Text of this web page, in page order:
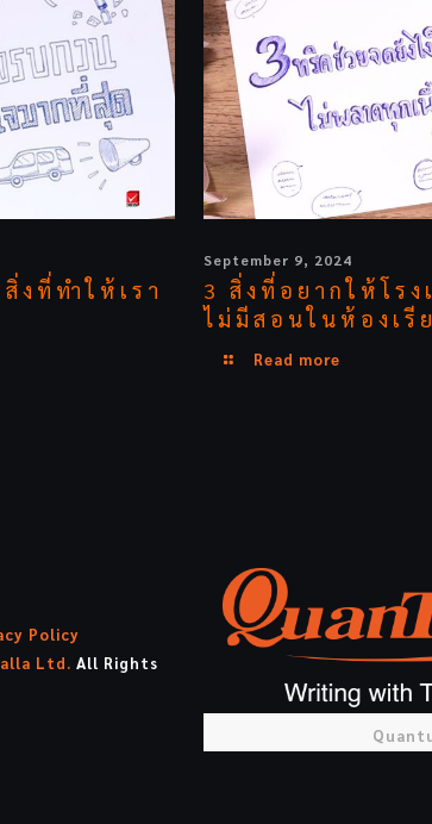
งที่ทำให้เรา
September 9, 2024
3 สิ่งที่อยากให้โร
ไม่มีสอนในห้องเรี
Read more
Policy
Ltd. All Rights